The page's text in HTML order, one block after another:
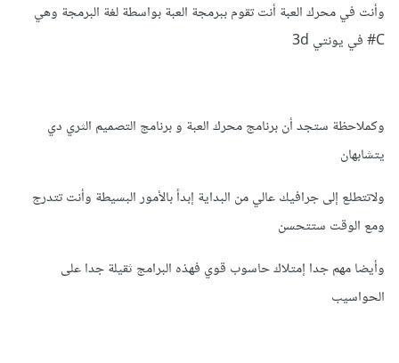
لذا أنصحك بي :
حقق أحلامك و طز في كل مخاوفك.
وأنت في محرك العبة أنت تقوم ببرمجة العبة بواسطة لغة البرمجة وهي
C# في يونتي 3d
وكملاحظة ستجد أن برنامج محرك العبة و برنامج التصميم الثري دي
يتشابهان
ولاتتطلع إلى جرافيك عالي من البداية إبدأ بالأمور البسيطة وأنت تتدرج
ومع الوقت ستتحسن
وأيضا مهم جدا إمتلاك حاسوب قوي فهذه البرامج ثقيلة جدا على
الحواسيب